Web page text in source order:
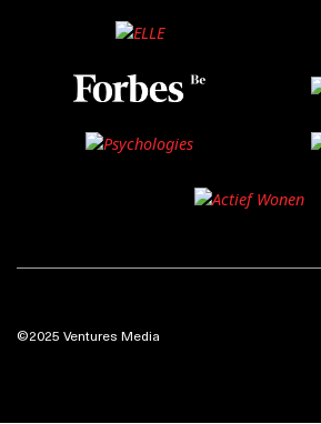
©2025 Ventures Media